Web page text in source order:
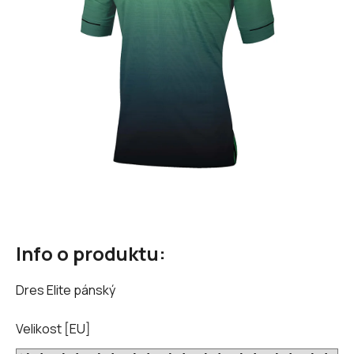
Info o produktu:
Dres Elite pánský
Velikost [EU]